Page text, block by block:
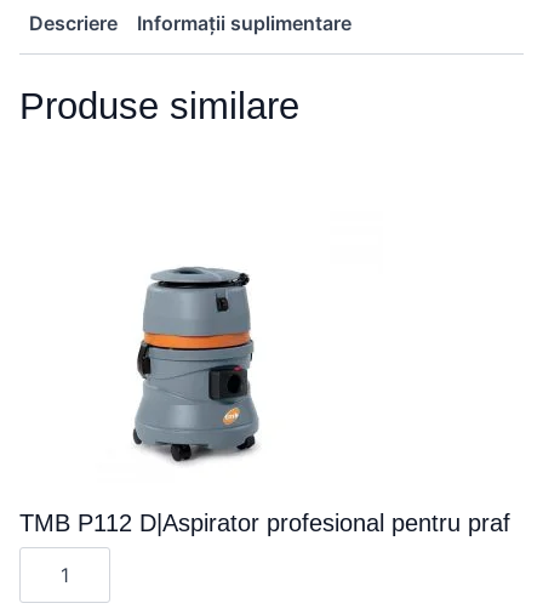
laDescriere Informații suplimentare
Produse similare
TMB P112 D|Aspirator profesional pentru praf
Cantitate
P112